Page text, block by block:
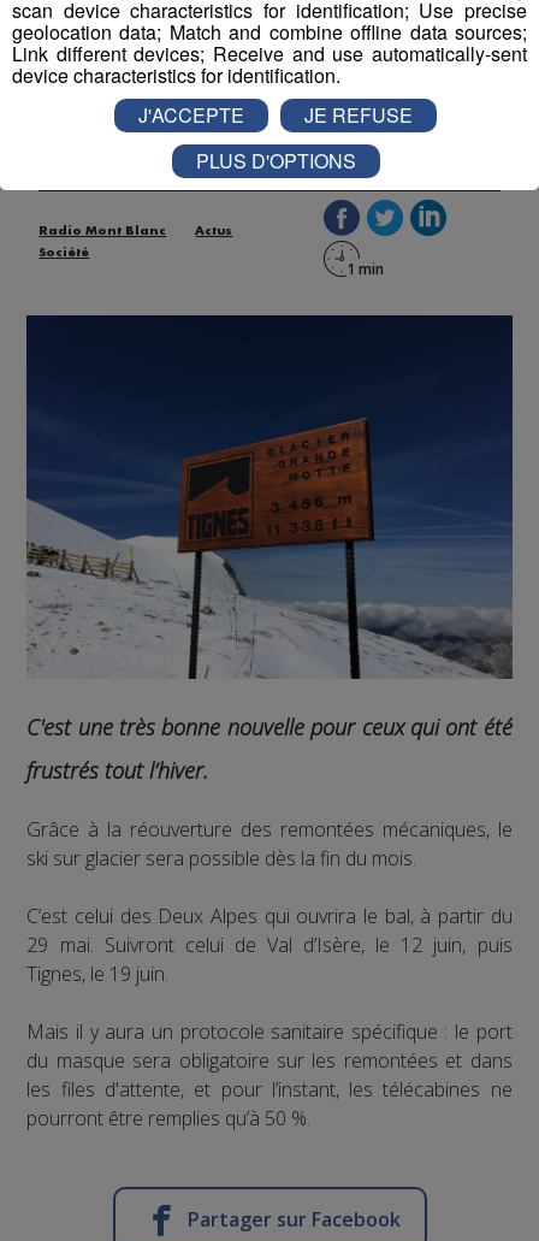
Alpes : le ski sur glacier possible
dès la fin du mois de mai
Publié par La Rédaction Radio Mont Blanc-17 mai 2021 à
11h40
Radio Mont Blanc
Actus
Société
C'est une très bonne nouvelle pour ceux qui ont été
frustrés tout l’hiver.
Grâce à la réouverture des remontées mécaniques, le
ski sur glacier sera possible dès la fin du mois.
C’est celui des Deux Alpes qui ouvrira le bal, à partir du
29 mai. Suivront celui de Val d’Isère, le 12 juin, puis
Tignes, le 19 juin.
Mais il y aura un protocole sanitaire spécifique : le port
du masque sera obligatoire sur les remontées et dans
les files d'attente, et pour l’instant, les télécabines ne
pourront être remplies qu’à 50 %.
Partager sur Facebook
scan device characteristics for identification; Use precise
geolocation data; Match and combine offline data sources;
Link different devices; Receive and use automatically-sent
device characteristics for identification.
J'ACCEPTE
JE REFUSE
PLUS D'OPTIONS